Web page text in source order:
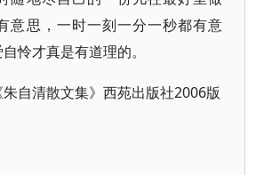
意思，一时一刻一分一秒都有意
怜才真是有道理的。
自清散文集》西苑出版社2006版